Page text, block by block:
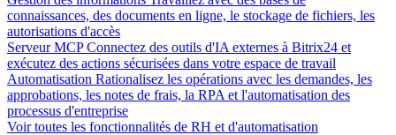
connaissances, des documents en ligne, le stockage de fichiers, les
autorisations d'accès
Serveur MCP Connectez des outils d'IA externes à Bitrix24 et
exécutez des actions sécurisées dans votre espace de travail
Automatisation Rationalisez les opérations avec les demandes, les
approbations, les notes de frais, la RPA et l'automatisation des
processus d'entreprise
Voir toutes les fonctionnalités de RH et d'automatisation